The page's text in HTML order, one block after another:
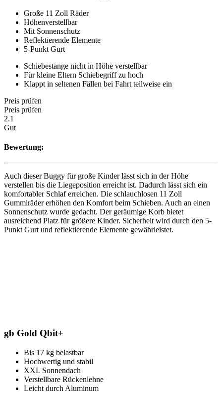
Große 11 Zoll Räder
Höhenverstellbar
Mit Sonnenschutz
Reflektierende Elemente
5-Punkt Gurt
Schiebestange nicht in Höhe verstellbar
Für kleine Eltern Schiebegriff zu hoch
Klappt in seltenen Fällen bei Fahrt teilweise ein
Preis prüfen
Preis prüfen
2.1
Gut
Bewertung:
Auch dieser Buggy für große Kinder lässt sich in der Höhe
verstellen bis die Liegeposition erreicht ist. Dadurch lässt sich ein
komfortabler Schlaf erreichen. Die schlauchlosen 11 Zoll
Gummiräder erhöhen den Komfort beim Schieben. Auch an einen
Sonnenschutz wurde gedacht. Der geräumige Korb bietet
ausreichend Platz für größere Kinder. Sicherheit wird durch den 5-
Punkt Gurt und reflektierende Elemente gewährleistet.
gb Gold Qbit+
Bis 17 kg belastbar
Hochwertig und stabil
XXL Sonnendach
Verstellbare Rückenlehne
Leicht durch Aluminum